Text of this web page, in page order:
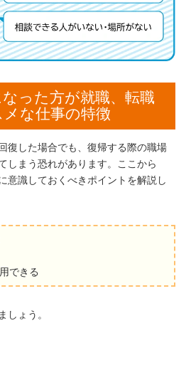
った方が就職、転職
な仕事の特徴
復した場合でも、復帰する際の職場
しまう恐れがあります。ここから
意識しておくべきポイントを解説し
できる
しょう。